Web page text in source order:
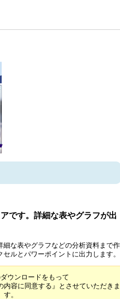
です。詳細な表やグラフが出
な表やグラフなどの分析資料まで作
ルとパワーポイントに出力します。
ウンロードをもって
内容に同意する』とさせていただきま
す。